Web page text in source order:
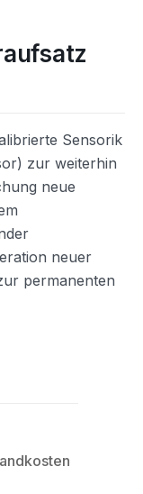
Sensorik
zur weiterhin
neue
neuer
permanenten